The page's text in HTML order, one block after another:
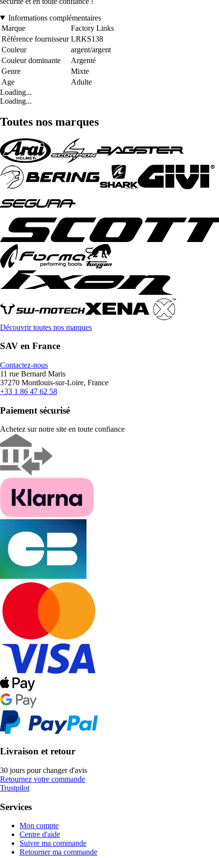
Informations complémentaires
Marque
Factory Links
Référence fournisseur LRKS138
Couleur
argent/argent
Couleur dominante
Argenté
Genre
Mixte
Age
Adulte
Loading...
Loading...
Toutes nos marques
Découvrir toutes nos marques
SAV en France
Contactez-nous
11 rue Bernard Maris
37270 Montlouis-sur-Loire, France
+33 1 86 47 62 58
Paiement sécurisé
Achetez sur notre site en toute confiance
Livraison et retour
30 jours pour changer d'avis
Retournez votre commande
Trustpilot
Services
Mon compte
Centre d'aide
Suivre ma commande
Retourner ma commande